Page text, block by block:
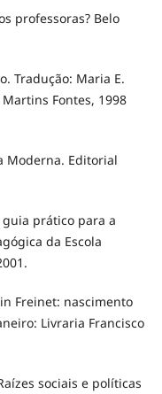
professoras? Belo
Tradução: Maria E.
Fontes, 1998
Moderna. Editorial
guia prático para a
da Escola
Freinet: nascimento
Livraria Francisco
sociais e políticas